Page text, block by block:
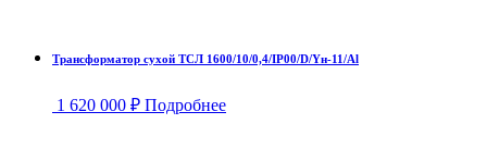
Трансформатор сухой ТСЛ 1600/10/0,4/IP00/D/Yн-11/Al
1 620 000 ₽ Подробнее